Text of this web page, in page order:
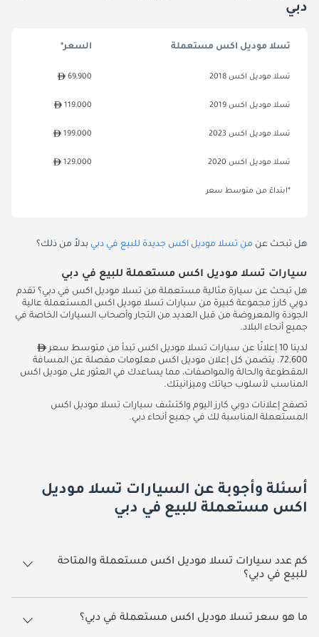
دبي
تسلا موديل اكس مستعملة السعر*
تسلا موديل اكس 2018 69,900
تسلا موديل اكس 2019 119,000
تسلا موديل اكس 2023 199,000
تسلا موديل اكس 2020 129,000
*ابتداءً من متوسط سعر
هل تبحث عن من تسلا موديل اكس جديدة للبيع في دبي بدلاً من ذلك؟
سيارات تسلا موديل اكس مستعملة للبيع في دبي
هل تبحث عن سيارة مثالية مستعملة من تسلا موديل اكس في دبي؟ تقدم
دوبي كارز مجموعة كبيرة من سيارات تسلا موديل اكس المستعملة عالية
الجودة والمعروضة من قبل العديد من التجار وأصحاب السيارات الخاصة في
جميع أنحاء البلاد.
لدينا 10 إعلانًا عن سيارات تسلا موديل اكس تبدأ من متوسط سعر
72,600. يتضمن كل إعلان موديل اكس معلومات مفصلة عن المسافة
المقطوعة والحالة والمواصفات، مما يساعدك في العثور على موديل اكس
المناسب لأسلوب حياتك وميزانيتك.
تصفح إعلانات دوبي كارز اليوم واكتشف سيارات تسلا موديل اكس
المستعملة المناسبة لك في جميع أنحاء دبي.
أسئلة وأجوبة عن السيارات تسلا موديل
اكس مستعملة للبيع في دبي
كم عدد سيارات تسلا موديل اكس مستعملة والمتاحة
للبيع في دبي؟
10 سيارة تسلا موديل اكس مستعملة متوفرة للبيع في دبي.
ما هو سعر تسلا موديل اكس مستعملة في دبي؟